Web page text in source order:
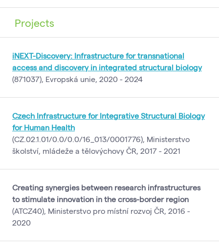
Projects
iNEXT-Discovery: Infrastructure for transnational
access and discovery in integrated structural biology
(871037), Evropská unie, 2020 - 2024
Czech Infrastructure for Integrative Structural Biology
for Human Health
(CZ.02.1.01/0.0/0.0/16_013/0001776), Ministerstvo
školství, mládeže a tělovýchovy ČR, 2017 - 2021
Creating synergies between research infrastructures
to stimulate innovation in the cross-border region
(ATCZ40), Ministerstvo pro místní rozvoj ČR, 2016 -
2020